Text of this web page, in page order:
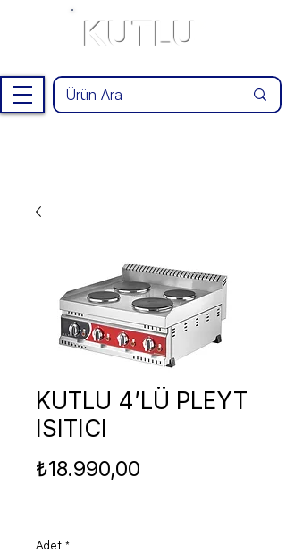
KUTLU
KUTLU 4’LÜ PLEYT
ISITICI
₺18.990,00
Adet *